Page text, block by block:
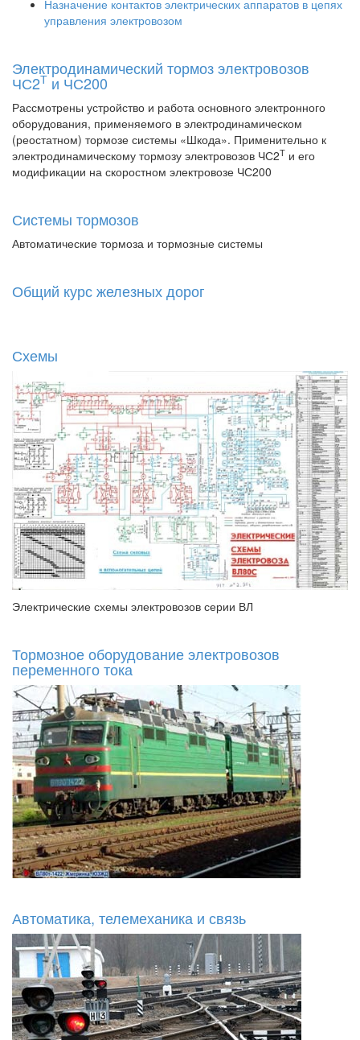
Назначение контактов электрических аппаратов в цепях
управления электровозом
Электродинамический тормоз электровозов
ЧС2Т и ЧС200
Рассмотрены устройство и работа основного электронного
оборудования, применяемого в электродинамическом
(реостатном) тормозе системы «Шкода». Применительно к
электродинамическому тормозу электровозов ЧС2Т и его
модификации на скоростном электровозе ЧС200
Системы тормозов
Автоматические тормоза и тормозные системы
Общий курс железных дорог
Схемы
Электрические схемы электровозов серии ВЛ
Тормозное оборудование электровозов
переменного тока
Автоматика, телемеханика и связь